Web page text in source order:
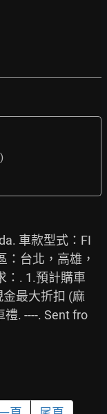
車款型式：FI
：台北，高雄，
：. 1.預計購車
最大折扣 (麻
. ----. Sent fro